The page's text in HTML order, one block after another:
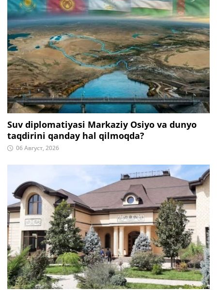
Suv diplomatiyasi Markaziy Osiyo va dunyo
taqdirini qanday hal qilmoqda?
06 Август, 2026